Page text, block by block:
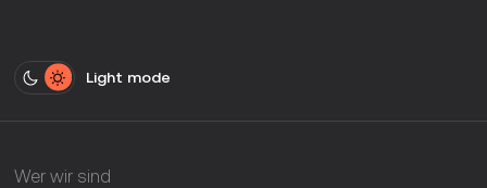
Light mode
Wer wir sind